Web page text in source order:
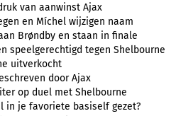
van aanwinst Ajax
en Míchel wijzigen naam
Brøndby en staan in finale
speelgerechtigd tegen Shelbourne
uitverkocht
door Ajax
op duel met Shelbourne
in je favoriete basiself gezet?